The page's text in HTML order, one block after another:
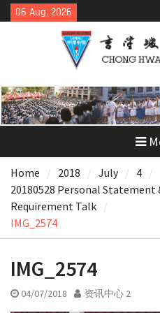
Skip
to
06 Aug, 2026
Home 2018 July
4
20180528 Personal
Requirement Talk
IMG_2574
IMG_2574
04/07/2018 资讯中心 2